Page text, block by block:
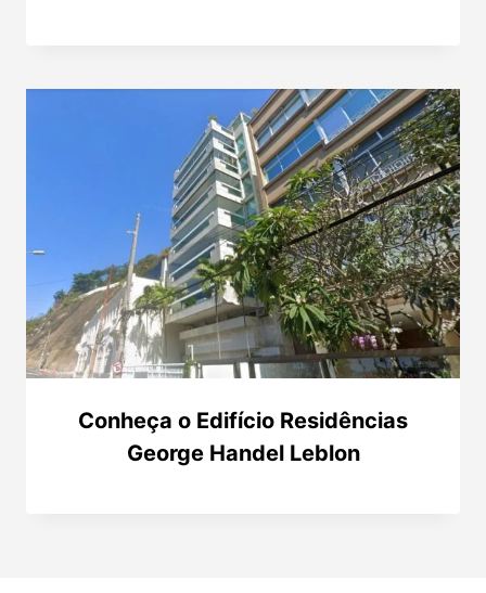
Conheça o Edifício Residências
George Handel Leblon